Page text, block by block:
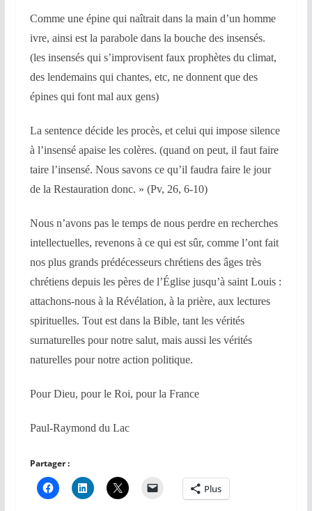
Comme une épine qui naîtrait dans la main d’un homme
ivre, ainsi est la parabole dans la bouche des insensés.
(les insensés qui s’improvisent faux prophètes du climat,
des lendemains qui chantes, etc, ne donnent que des
épines qui font mal aux gens)
La sentence décide les procès, et celui qui impose silence
à l’insensé apaise les colères. (quand on peut, il faut faire
taire l’insensé. Nous savons ce qu’il faudra faire le jour
de la Restauration donc. » (Pv, 26, 6-10)
Nous n’avons pas le temps de nous perdre en recherches
intellectuelles, revenons à ce qui est sûr, comme l’ont fait
nos plus grands prédécesseurs chrétiens des âges très
chrétiens depuis les pères de l’Église jusqu’à saint Louis :
attachons-nous à la Révélation, à la prière, aux lectures
spirituelles. Tout est dans la Bible, tant les vérités
surnaturelles pour notre salut, mais aussi les vérités
naturelles pour notre action politique.
Pour Dieu, pour le Roi, pour la France
Paul-Raymond du Lac
Partager :
Plus